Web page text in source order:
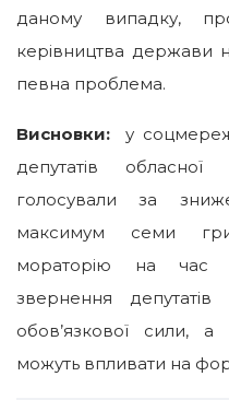
даному випадку,
керівництва держави
певна проблема.
Висновки:у
депутатів
голосували за
максимум семи
мораторію на час
звернення
обов’язкової сили,
можуть впливати на